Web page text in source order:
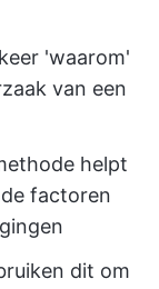
'waarom'
van een
helpt
factoren
dit om